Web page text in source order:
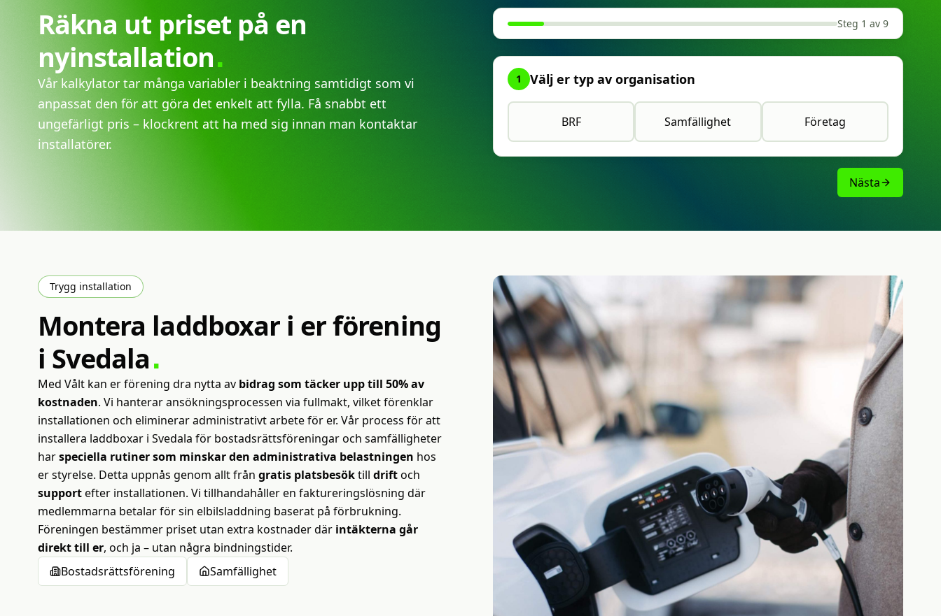
Räkna ut priset på en
nyinstallation
Vår kalkylator tar många variabler i beaktning samtidigt som vi
anpassat den för att göra det enkelt att fylla. Få snabbt ett
ungefärligt pris – klockrent att ha med sig innan man kontaktar
installatörer.
Steg 1 av 9
1 Välj er typ av organisation
BRF Samfällighet Företag
Nästa
Trygg installation
Montera laddboxar i erförening
i Svedala
Med Vålt kan er förening dra nytta av bidrag som täcker upp till 50% av
kostnaden. Vi hanterar ansökningsprocessen via fullmakt, vilket förenklar
installationen och eliminerar administrativt arbete för er. Vår process för att
installera laddboxar i Svedala för bostadsrättsföreningar och samfälligheter
harspeciella rutiner som minskar den administrativa belastningen hos
er styrelse. Detta uppnås genom allt från gratis platsbesöktill driftoch
supportefter installationen. Vi tillhandahåller en faktureringslösning där
medlemmarna betalar för sin elbilsladdning baserat på förbrukning.
Föreningen bestämmer priset utan extra kostnader där intäkterna går
direkt till er, och ja – utan några bindningstider.
Bostadsrättsförening
Samfällighet